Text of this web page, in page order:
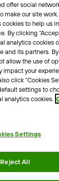
Impressum
zur
offer social
make our site
to help us
By clicking
analytics cookies
and its partners.
allow the use of
impact your
click “Cookies
settings to
analytics cookies.
Settings
Reject All